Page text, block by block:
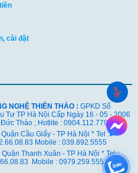
cài đặt
NGHỆ THIÊN THẢO : GPKD Số
Tư TP Hà Nội Cấp Ngày 16 - 05 - 2006
Thảo ; Hotlite : 0904.112.779
Cầu Giấy - TP Hà Nội * Tel :
Mobile : 039.892.5555
Thanh Xuân - TP Hà Nội * Tel :
Mobile : 0979.259.555